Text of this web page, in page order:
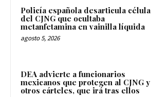
Policía española desarticula célula
del CJNG que ocultaba
metanfetamina en vainilla líquida
agosto 5, 2026
DEA advierte a funcionarios
mexicanos que protegen al CJNG y
otros cárteles, que irá tras ellos